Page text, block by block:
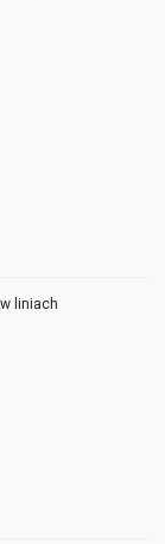
liniach